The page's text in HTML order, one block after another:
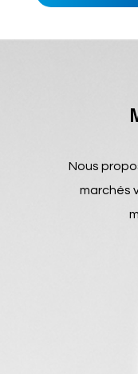
Nous
marchés